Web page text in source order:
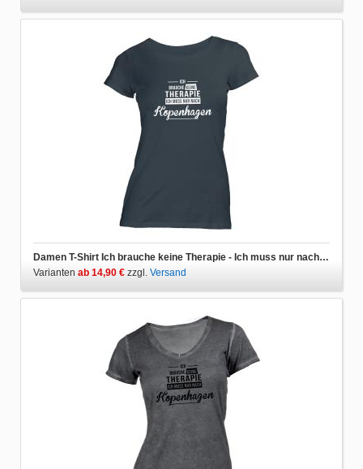
Damen T-Shirt Ich brauche keine Therapie - Ich muss nur nach Kopenhagen
Varianten ab 14,90 € zzgl. Versand